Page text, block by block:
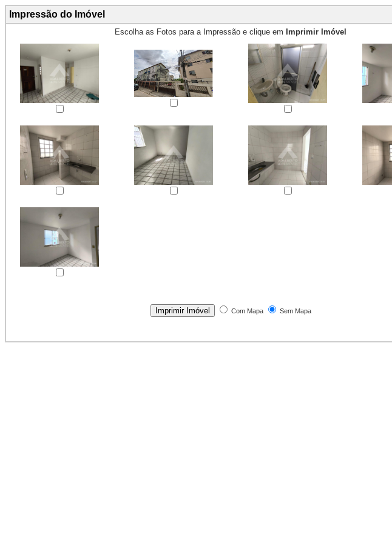
Impressão do Imóvel
Escolha as Fotos para a Impressão e clique em Imprimir Imóvel
Com Mapa Sem Mapa